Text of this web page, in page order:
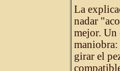
La
nadar
mejor. Un
maniobra:
girar el